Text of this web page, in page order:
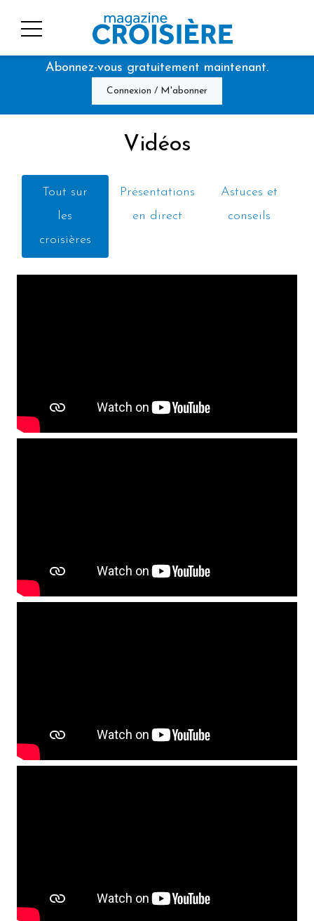
Abonnez-vous gratuitement maintenant.
Connexion / M'abonner
Vidéos
Tout sur
les
croisières
Présentations
en direct
Astuces et
conseils